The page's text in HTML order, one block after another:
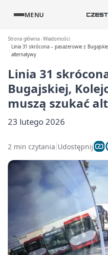
MENU
Strona główna Wiadomości
Linia 31 skrócona – pasażerowie z
alternatywy
Linia 31
Bugajskiej,
muszą szukać
23 lutego 2026
2 min czytania Udostępnij